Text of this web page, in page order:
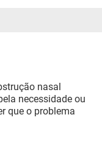
nasal
necessidade ou
que o problema